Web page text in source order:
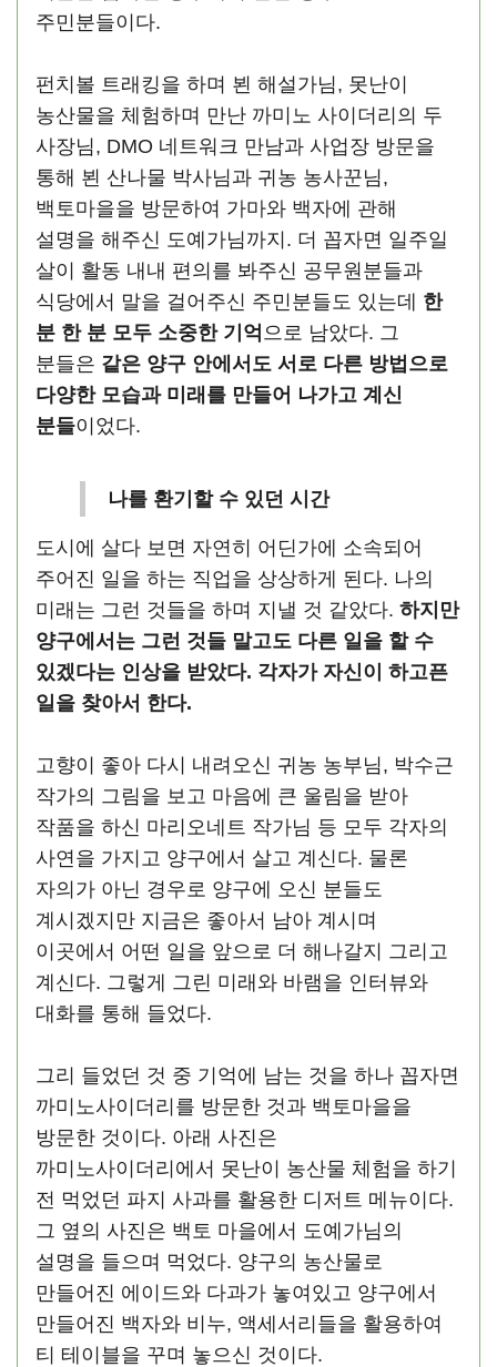
주민분들이다.
펀치볼 트래킹을 하며 뵌 해설가님, 못난이
농산물을 체험하며 만난 까미노 사이더리의 두
사장님, DMO 네트워크 만남과 사업장 방문을
통해 뵌 산나물 박사님과 귀농 농사꾼님,
백토마을을 방문하여 가마와 백자에 관해
설명을 해주신 도예가님까지. 더 꼽자면 일주일
살이 활동 내내 편의를 봐주신 공무원분들과
식당에서 말을 걸어주신 주민분들도 있는데 한
분 한 분 모두 소중한 기억 으로 남았다. 그
분들은 같은 양구 안에서도 서로 다른 방법으로
다양한 모습과 미래를 만들어 나가고 계신
분들이었다.
나를 환기할 수 있던 시간
도시에 살다 보면 자연히 어딘가에 소속되어
주어진 일을 하는 직업을 상상하게 된다. 나의
미래는 그런 것들을 하며 지낼 것 같았다. 하지만
양구에서는 그런 것들 말고도 다른 일을 할 수
있겠다는 인상을 받았다. 각자가 자신이 하고픈
일을 찾아서 한다.
고향이 좋아 다시 내려오신 귀농 농부님, 박수근
작가의 그림을 보고 마음에 큰 울림을 받아
작품을 하신 마리오네트 작가님 등 모두 각자의
사연을 가지고 양구에서 살고 계신다. 물론
자의가 아닌 경우로 양구에 오신 분들도
계시겠지만 지금은 좋아서 남아 계시며
이곳에서 어떤 일을 앞으로 더 해나갈지 그리고
계신다. 그렇게 그린 미래와 바램을 인터뷰와
대화를 통해 들었다.
그리 들었던 것 중 기억에 남는 것을 하나 꼽자면
까미노사이더리를 방문한 것과 백토마을을
방문한 것이다. 아래 사진은
까미노사이더리에서 못난이 농산물 체험을 하기
전 먹었던 파지 사과를 활용한 디저트 메뉴이다.
그 옆의 사진은 백토 마을에서 도예가님의
설명을 들으며 먹었다. 양구의 농산물로
만들어진 에이드와 다과가 놓여있고 양구에서
만들어진 백자와 비누, 액세서리들을 활용하여
티 테이블을 꾸며 놓으신 것이다.